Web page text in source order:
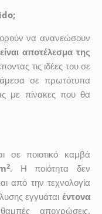
να ανανεώσουν
αποτέλεσμα της
τις ιδέες του σε
σε πρωτότυπα
με πίνακες που θα
σε ποιοτικό καμβά
2. Η ποιότητα δεν
από την τεχνολογία
εγγυάταιέντονα
αποχρώσεις.